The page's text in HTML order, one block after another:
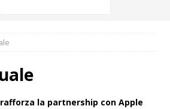
rafforza la partnership con Apple